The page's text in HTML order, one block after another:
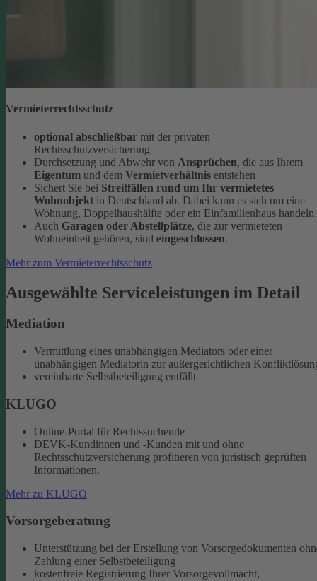
Vermieterrechtsschutz
optional abschließbar mit der privaten
Rechtsschutzversicherung
Durchsetzung und Abwehr von Ansprüchen, die aus Ihrem
Eigentum und dem Vermietverhältnis entstehen
Sichert Sie bei Streitfällen rund um Ihr vermietetes
Wohnobjekt in Deutschland ab. Dabei kann es sich um eine
Wohnung, Doppelhaushälfte oder ein Einfamilienhaus handeln.
Auch Garagen oder Abstellplätze, die zur vermieteten
Wohneinheit gehören, sind eingeschlossen.
Mehr zum Vermieterrechtsschutz
Ausgewählte Serviceleistungen im Detail
Mediation
Vermittlung eines unabhängigen Mediators oder einer
unabhängigen Mediatorin zur außergerichtlichen
vereinbarte Selbstbeteiligung entfällt
KLUGO
Online-Portal für Rechtssuchende
DEVK-Kundinnen und -Kunden mit und ohne
Rechtsschutzversicherung profitieren von juristisch geprüften
Informationen.
Mehr zu KLUGO
Vorsorgeberatung
Unterstützung bei der Erstellung von Vorsorgedokumenten
Zahlung einer Selbstbeteiligung
kostenfreie Registrierung Ihrer Vorsorgevollmacht,